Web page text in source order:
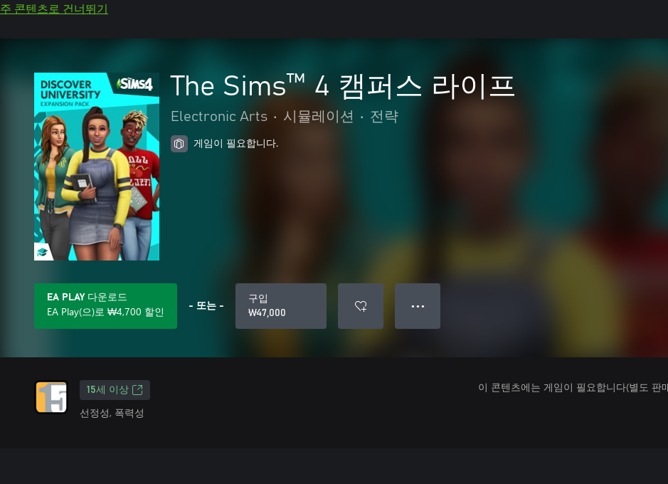
주 콘텐츠로 건너뛰기
The Sims™ 4 캠퍼스 라이프
Electronic Arts • 시뮬레이션 • 전략
게임이 필요합니다.
EA PLAY 다운로드
EA Play(으)로 ₩4,700 할인 - 또는 -
구입
₩47,000
● ● ●
15세 이상
선정성, 폭력성
이 콘텐츠에는 게임이 필요합니다(별도 판